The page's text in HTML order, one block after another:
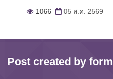
1066 05 ส.ค. 2569
Post created by form